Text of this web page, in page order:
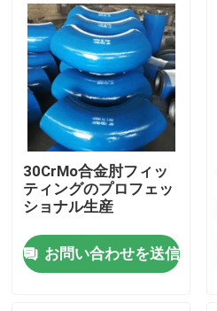
家
プロダクト
30CrMo合金肘フィッ
ティングのプロフェッ
ショナル生産
お問い合わせを送信